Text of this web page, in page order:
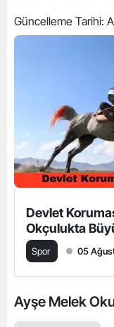
Güncelleme Tarihi:
Devlet
Okçulukta
Spor 05
Ayşe Melek